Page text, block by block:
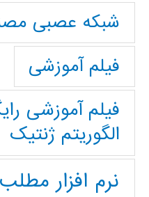
شبکه عصبی
فیلم آموزشی
فیلم آموزشی
الگوریتم ژنتیک
نرم افزار مطلب